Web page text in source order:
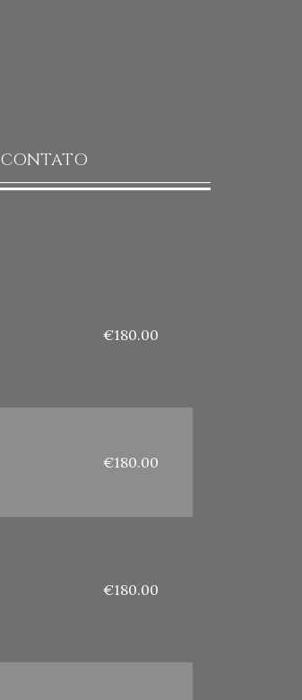
CONTATO
€180.00
€180.00
€180.00